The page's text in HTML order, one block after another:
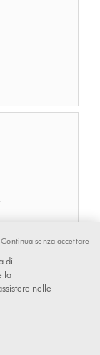
di
la
nelle
Continua senza accettare